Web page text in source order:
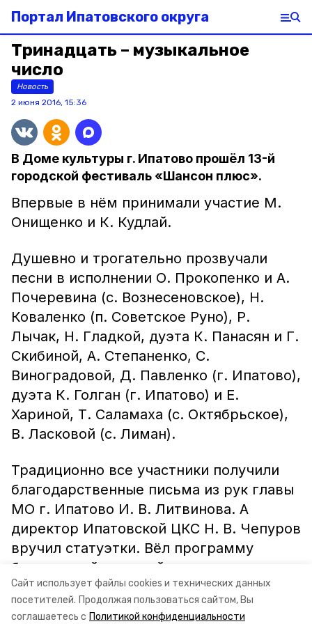
Сайт использует файлы cookies и технических данных
посетителей. Продолжая пользоваться сайтом, Вы
соглашаетесь с Политикой конфиденциальности
Портал Ипатовского округа
Тринадцать – музыкальное
число
Новость
2 июня 2016, 15:36
В Доме культуры г. Ипатово прошёл 13-й
городской фестиваль «Шансон плюс».
Впервые в нём принимали участие М.
Онищенко и К. Кудлай.
Душевно и трогательно прозвучали
песни в исполнении О. Прокопенко и А.
Почеревина (с. Вознесеновское), Н.
Коваленко (п. Советское Руно), Р.
Лычак, Н. Гладкой, дуэта К. Панасян и Г.
Скибиной, А. Степаненко, С.
Виноградовой, Д. Павленко (г. Ипатово),
дуэта К. Голган (г. Ипатово) и Е.
Хариной, Т. Саламаха (с. Октябрьское),
В. Ласковой (с. Лиман).
Традиционно все участники получили
благодарственные письма из рук главы
МО г. Ипатово И. В. Литвинова. А
директор Ипатовской ЦКС Н. В. Чепуров
вручил статуэтки. Вёл программу
бессменный ведущий, основатель
фестиваля Д. Кабаков.